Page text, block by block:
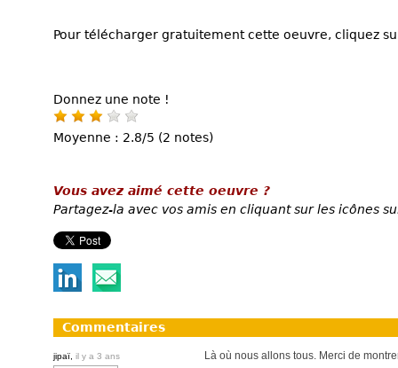
Pour télécharger gratuitement cette oeuvre, cliquez
Donnez une note !
Moyenne : 2.8/5 (2 notes)
Vous avez aimé cette oeuvre ?
Partagez-la avec vos amis en cliquant sur les icônes
Commentaires
jipaï, il y a 3 ans Là où nous allons tous. Merci de